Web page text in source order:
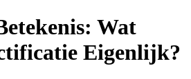
Wat
Eigenlijk?